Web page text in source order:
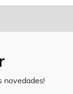
novedades!